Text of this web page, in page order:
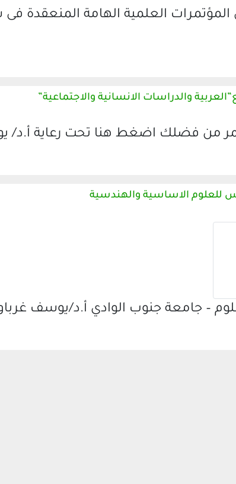
والدراسات الانسانية والاجتماعية”
من فضلك اضغط هنا تحت رعاية
للعلوم الاساسية والهندسية